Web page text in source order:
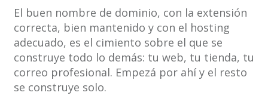
El buen nombre de dominio, con la extensión
correcta, bien mantenido y con el hosting
adecuado, es el cimiento sobre el que se
construye todo lo demás: tu web, tu tienda, tu
correo profesional. Empezá por ahí y el resto
se construye solo.